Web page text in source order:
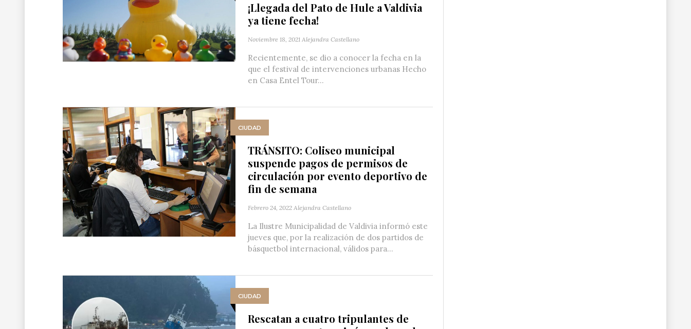
¡Llegada del Pato de Hule a Valdivia
ya tiene fecha!
Noviembre 18, 2021 Alejandra Castellano
Recientemente, se dio a conocer la fecha en la
que el festival de intervenciones urbanas Hecho
en Casa Entel Tour...
CIUDAD
TRÁNSITO: Coliseo municipal
suspende pagos de permisos de
circulación por evento deportivo de
fin de semana
Febrero 24, 2022 Alejandra Castellano
La Ilustre Municipalidad de Valdivia informó este
jueves que, por la realización de dos partidos de
básquetbol internacional, válidos para...
CIUDAD
Rescatan a cuatro tripulantes de